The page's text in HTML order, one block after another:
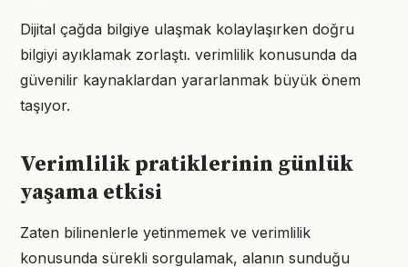
Dijital çağda bilgiye ulaşmak kolaylaşırken doğru
bilgiyi ayıklamak zorlaştı. verimlilik konusunda da
güvenilir kaynaklardan yararlanmak büyük önem
taşıyor.
Verimlilik pratiklerinin günlük
yaşama etkisi
Zaten bilinenlerle yetinmemek ve verimlilik
konusunda sürekli sorgulamak, alanın sunduğu